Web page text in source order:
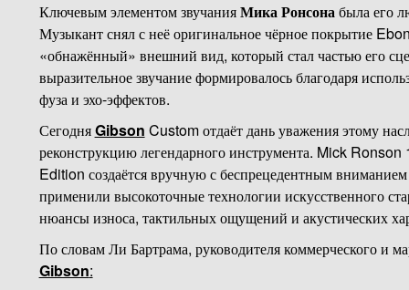
Ключевым элементом звучанияМика Ронсонабыла его
Музыкант снял с неё оригинальное чёрное покрытие
«обнажённый» внешний вид, который стал частью его
выразительное звучание формировалось благодаря
фуза и эхо-эффектов.
СегодняGibson Custom отдаёт дань уважения этому
реконструкцию легендарного инструмента. Mick
Edition создаётся вручную с беспрецедентным
применили высокоточные технологии искусственного
нюансы износа, тактильных ощущений и акустических
По словам Ли Бартрама, руководителя коммерческого и
Gibson: